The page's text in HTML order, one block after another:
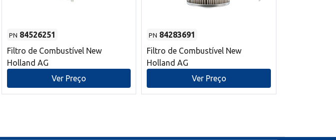
PN 84526251
Filtro de Combustível New
Holland AG
Ver Preço
PN 84283691
Filtro de Combustível New
Holland AG
Ver Preço